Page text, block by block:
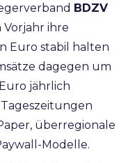
BDZV
ihre
Euro stabil halten
dagegen um
jährlich
überregionale
Modelle.